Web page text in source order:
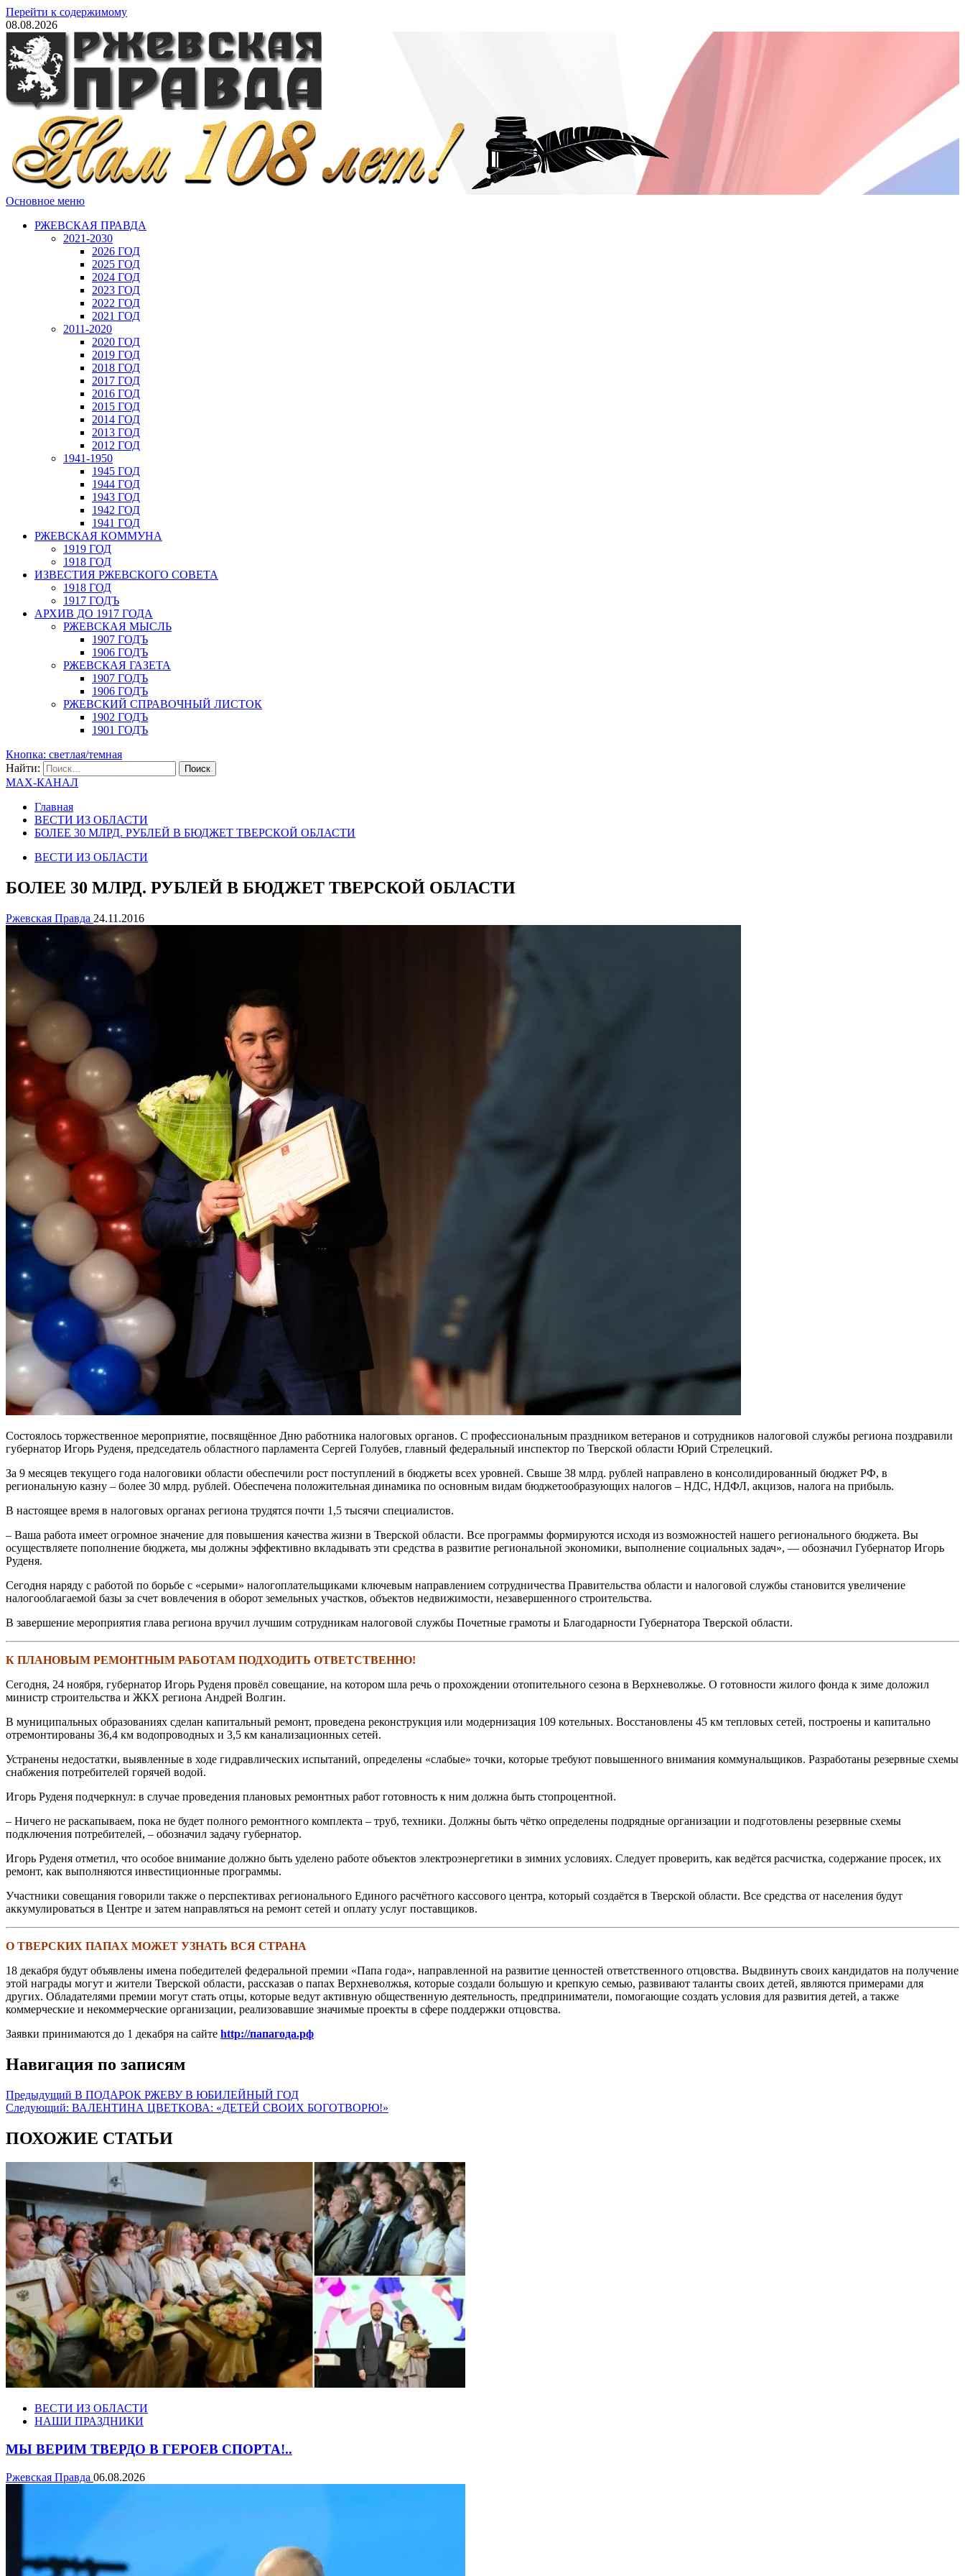
Перейти к содержимому
08.08.2026
Основное меню
РЖЕВСКАЯ ПРАВДА
2021-2030
2026 ГОД
2025 ГОД
2024 ГОД
2023 ГОД
2022 ГОД
2021 ГОД
2011-2020
2020 ГОД
2019 ГОД
2018 ГОД
2017 ГОД
2016 ГОД
2015 ГОД
2014 ГОД
2013 ГОД
2012 ГОД
1941-1950
1945 ГОД
1944 ГОД
1943 ГОД
1942 ГОД
1941 ГОД
РЖЕВСКАЯ КОММУНА
1919 ГОД
1918 ГОД
ИЗВЕСТИЯ РЖЕВСКОГО СОВЕТА
1918 ГОД
1917 ГОДЪ
АРХИВ ДО 1917 ГОДА
РЖЕВСКАЯ МЫСЛЬ
1907 ГОДЪ
1906 ГОДЪ
РЖЕВСКАЯ ГАЗЕТА
1907 ГОДЪ
1906 ГОДЪ
РЖЕВСКИЙ СПРАВОЧНЫЙ ЛИСТОК
1902 ГОДЪ
1901 ГОДЪ
Кнопка: светлая/темная
Найти:
MAX-КАНАЛ
Главная
ВЕСТИ ИЗ ОБЛАСТИ
БОЛЕЕ 30 МЛРД. РУБЛЕЙ В БЮДЖЕТ ТВЕРСКОЙ ОБЛАСТИ
ВЕСТИ ИЗ ОБЛАСТИ
БОЛЕЕ 30 МЛРД. РУБЛЕЙ В БЮДЖЕТ ТВЕРСКОЙ ОБЛАСТИ
Ржевская Правда 24.11.2016
Состоялось торжественное мероприятие, посвящённое Дню работника налоговых органов. С профессиональным праздником ветеранов и сотрудников налоговой службы региона поздравили
губернатор Игорь Руденя, председатель областного парламента Сергей Голубев, главный федеральный инспектор по Тверской области Юрий Стрелецкий.
За 9 месяцев текущего года налоговики области обеспечили рост поступлений в бюджеты всех уровней. Свыше 38 млрд. рублей направлено в консолидированный бюджет РФ, в
региональную казну – более 30 млрд. рублей. Обеспечена положительная динамика по основным видам бюджетообразующих налогов – НДС, НДФЛ, акцизов, налога на прибыль.
В настоящее время в налоговых органах региона трудятся почти 1,5 тысячи специалистов.
– Ваша работа имеет огромное значение для повышения качества жизни в Тверской области. Все программы формируются исходя из возможностей нашего регионального бюджета. Вы
осуществляете пополнение бюджета, мы должны эффективно вкладывать эти средства в развитие региональной экономики, выполнение социальных задач», — обозначил Губернатор Игорь
Руденя.
Сегодня наряду с работой по борьбе с «серыми» налогоплательщиками ключевым направлением сотрудничества Правительства области и налоговой службы становится увеличение
налогооблагаемой базы за счет вовлечения в оборот земельных участков, объектов недвижимости, незавершенного строительства.
В завершение мероприятия глава региона вручил лучшим сотрудникам налоговой службы Почетные грамоты и Благодарности Губернатора Тверской области.
К ПЛАНОВЫМ РЕМОНТНЫМ РАБОТАМ ПОДХОДИТЬ ОТВЕТСТВЕННО!
Сегодня, 24 ноября, губернатор Игорь Руденя провёл совещание, на котором шла речь о прохождении отопительного сезона в Верхневолжье. О готовности жилого фонда к зиме доложил
министр строительства и ЖКХ региона Андрей Волгин.
В муниципальных образованиях сделан капитальный ремонт, проведена реконструкция или модернизация 109 котельных. Восстановлены 45 км тепловых сетей, построены и капитально
отремонтированы 36,4 км водопроводных и 3,5 км канализационных сетей.
Устранены недостатки, выявленные в ходе гидравлических испытаний, определены «слабые» точки, которые требуют повышенного внимания коммунальщиков. Разработаны резервные схемы
снабжения потребителей горячей водой.
Игорь Руденя подчеркнул: в случае проведения плановых ремонтных работ готовность к ним должна быть стопроцентной.
– Ничего не раскапываем, пока не будет полного ремонтного комплекта – труб, техники. Должны быть чётко определены подрядные организации и подготовлены резервные схемы
подключения потребителей, – обозначил задачу губернатор.
Игорь Руденя отметил, что особое внимание должно быть уделено работе объектов электроэнергетики в зимних условиях. Следует проверить, как ведётся расчистка, содержание просек, их
ремонт, как выполняются инвестиционные программы.
Участники совещания говорили также о перспективах регионального Единого расчётного кассового центра, который создаётся в Тверской области. Все средства от населения будут
аккумулироваться в Центре и затем направляться на ремонт сетей и оплату услуг поставщиков.
О ТВЕРСКИХ ПАПАХ МОЖЕТ УЗНАТЬ ВСЯ СТРАНА
18 декабря будут объявлены имена победителей федеральной премии «Папа года», направленной на развитие ценностей ответственного отцовства. Выдвинуть своих кандидатов на получение
этой награды могут и жители Тверской области, рассказав о папах Верхневолжья, которые создали большую и крепкую семью, развивают таланты своих детей, являются примерами для
других. Обладателями премии могут стать отцы, которые ведут активную общественную деятельность, предприниматели, помогающие создать условия для развития детей, а также
коммерческие и некоммерческие организации, реализовавшие значимые проекты в сфере поддержки отцовства.
Заявки принимаются до 1 декабря на сайте http://папагода.рф
Навигация по записям
Предыдущий В ПОДАРОК РЖЕВУ В ЮБИЛЕЙНЫЙ ГОД
Следующий: ВАЛЕНТИНА ЦВЕТКОВА: «ДЕТЕЙ СВОИХ БОГОТВОРЮ!»
ПОХОЖИЕ СТАТЬИ
ВЕСТИ ИЗ ОБЛАСТИ
НАШИ ПРАЗДНИКИ
МЫ ВЕРИМ ТВЕРДО В ГЕРОЕВ СПОРТА!..
Ржевская Правда 06.08.2026